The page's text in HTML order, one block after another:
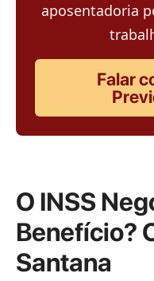
aposentadoria
Falar
O INSS
Benefício?
Santana